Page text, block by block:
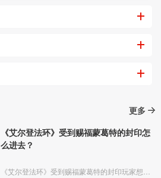
更多
《艾尔登法环》受到赐福蒙葛特的封印怎
么进去？